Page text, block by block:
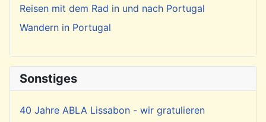
Reisen mit dem Rad in und nach Portugal
Wandern in Portugal
Sonstiges
40 Jahre ABLA Lissabon - wir gratulieren